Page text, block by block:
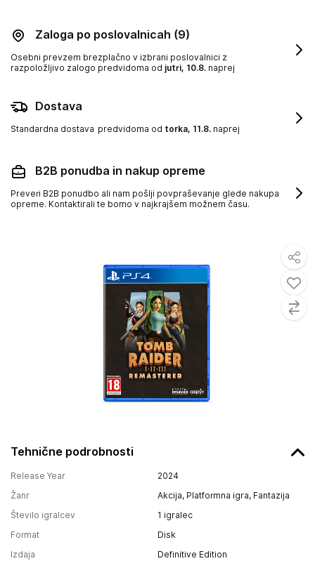
Tehnične podrobnosti
Release Year
2024
Žanr
Akcija, Platformna igra, Fantazija
Število igralcev
1 igralec
Format
Disk
Izdaja
Definitive Edition
Zaloga po poslovalnicah (9)
Osebni prevzem brezplačno v izbrani poslovalnici z
razpoložljivo zalogo predvidoma od jutri, 10.8. naprej
Dostava
Standardna dostava predvidoma od torka, 11.8. naprej
B2B ponudba in nakup opreme
Preveri B2B ponudbo ali nam pošlji povpraševanje glede nakupa
opreme. Kontaktirali te bomo v najkrajšem možnem času.